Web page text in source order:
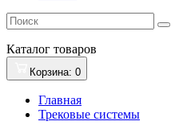
Каталог товаров
Корзина: 0
Главная
Трековые системы